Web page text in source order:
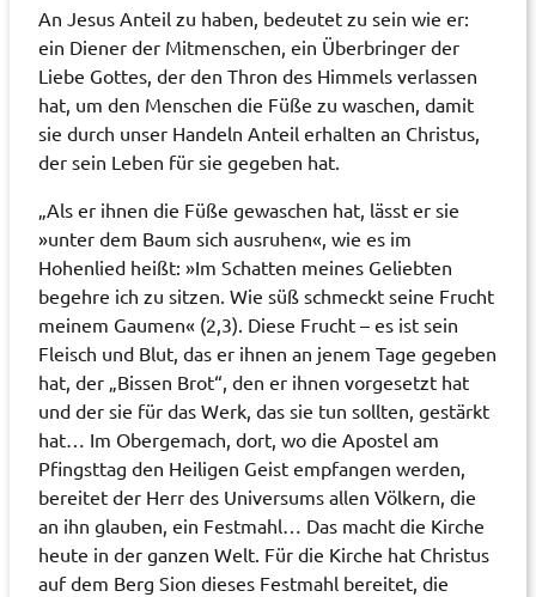
An Jesus Anteil zu haben, bedeutet zu sein wie er:
ein Diener der Mitmenschen, ein Überbringer der
Liebe Gottes, der den Thron des Himmels verlassen
hat, um den Menschen die Füße zu waschen, damit
sie durch unser Handeln Anteil erhalten an Christus,
der sein Leben für sie gegeben hat.
„Als er ihnen die Füße gewaschen hat, lässt er sie
»unter dem Baum sich ausruhen«, wie es im
Hohenlied heißt: »Im Schatten meines Geliebten
begehre ich zu sitzen. Wie süß schmeckt seine Frucht
meinem Gaumen« (2,3). Diese Frucht – es ist sein
Fleisch und Blut, das er ihnen an jenem Tage gegeben
hat, der „Bissen Brot“, den er ihnen vorgesetzt hat
und der sie für das Werk, das sie tun sollten, gestärkt
hat… Im Obergemach, dort, wo die Apostel am
Pfingsttag den Heiligen Geist empfangen werden,
bereitet der Herr des Universums allen Völkern, die
an ihn glauben, ein Festmahl… Das macht die Kirche
heute in der ganzen Welt. Für die Kirche hat Christus
auf dem Berg Sion dieses Festmahl bereitet, die